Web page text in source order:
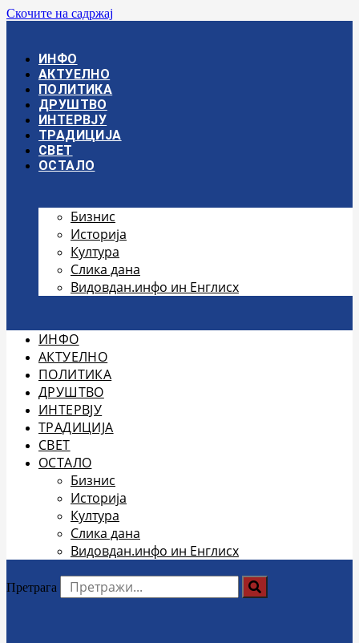
Скочите на садржај
ИНФО
АКТУЕЛНО
ПОЛИТИКА
ДРУШТВО
ИНТЕРВЈУ
ТРАДИЦИЈА
СВЕТ
ОСТАЛО
Бизнис
Историја
Култура
Слика дана
Видовдан.инфо ин Енглисх
ИНФО
АКТУЕЛНО
ПОЛИТИКА
ДРУШТВО
ИНТЕРВЈУ
ТРАДИЦИЈА
СВЕТ
ОСТАЛО
Бизнис
Историја
Култура
Слика дана
Видовдан.инфо ин Енглисх
Претрага